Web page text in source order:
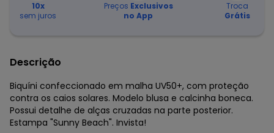
10x
sem juros
Preços Exclusivos
no App
Troca
Grátis
Descrição
Biquíni confeccionado em malha UV50+, com proteção
contra os caios solares. Modelo blusa e calcinha boneca.
Possui detalhe de alças cruzadas na parte posterior.
Estampa "Sunny Beach". Invista!